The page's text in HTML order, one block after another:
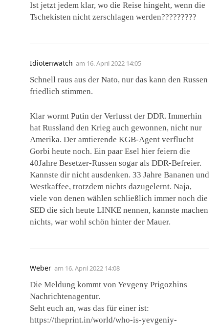
Ist jetzt jedem klar, wo die Reise hingeht, wenn die
Tschekisten nicht zerschlagen werden?????????
Idiotenwatch am 16. April 2022 14:05
Schnell raus aus der Nato, nur das kann den Russen
friedlich stimmen.
Klar wormt Putin der Verlusst der DDR. Immerhin
hat Russland den Krieg auch gewonnen, nicht nur
Amerika. Der amtierende KGB-Agent verflucht
Gorbi heute noch. Ein paar Esel hier feiern die
40Jahre Besetzer-Russen sogar als DDR-Befreier.
Kannste dir nicht ausdenken. 33 Jahre Bananen und
Westkaffee, trotzdem nichts dazugelernt. Naja,
viele von denen wählen schließlich immer noch die
SED die sich heute LINKE nennen, kannste machen
nichts, war wohl schön hinter der Mauer.
Weber am 16. April 2022 14:08
Die Meldung kommt von Yevgeny Prigozhins
Nachrichtenagentur.
Seht euch an, was das für einer ist:
https://theprint.in/world/who-is-yevgeniy-